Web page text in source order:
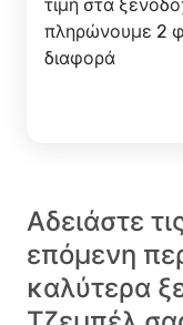
τιμή στα
πληρώνουμε 2
διαφορά
Αδειάστε
επόμενη
καλύτερα